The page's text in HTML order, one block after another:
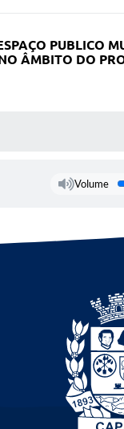
PUBLICO
ÂMBITO DO
Volume